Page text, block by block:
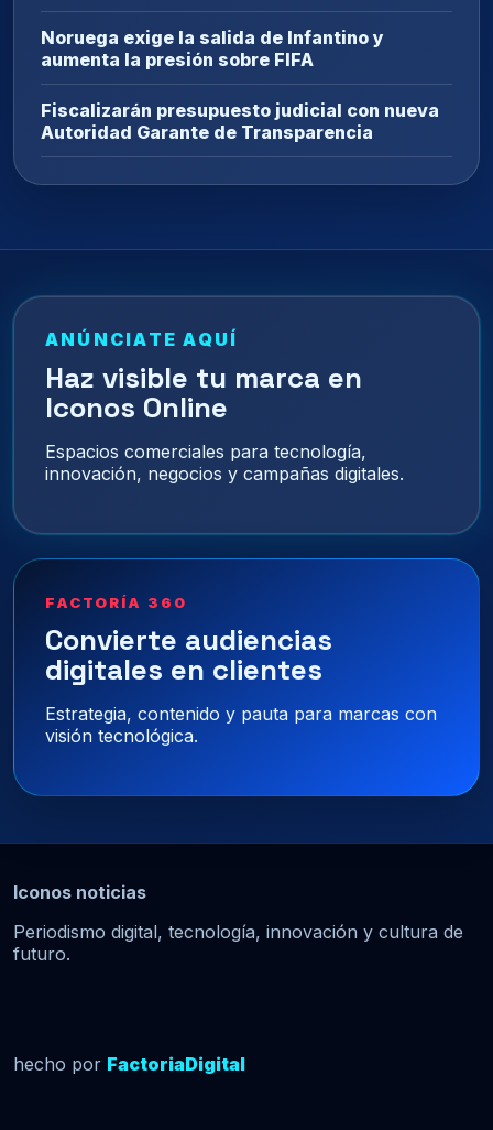
Noruega exige la salida de Infantino y
aumenta la presión sobre FIFA
Fiscalizarán presupuesto judicial con nueva
Autoridad Garante de Transparencia
ANÚNCIATE AQUÍ
Haz visible tu marca en
Iconos Online
Espacios comerciales para tecnología,
innovación, negocios y campañas digitales.
FACTORÍA 360
Convierte audiencias
digitales en clientes
Estrategia, contenido y pauta para marcas con
visión tecnológica.
Iconos noticias
Periodismo digital, tecnología, innovación y cultura de
futuro.
hecho por FactoriaDigital